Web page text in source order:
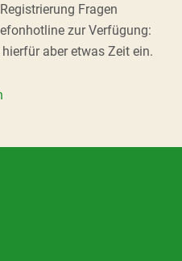
Fragen
zur Verfügung:
aber etwas Zeit ein.